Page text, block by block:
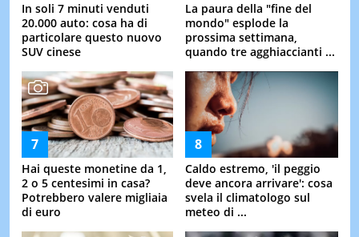
In soli 7 minuti venduti
20.000 auto: cosa ha di
particolare questo nuovo
SUV cinese
La paura della "fine del
mondo" esplode la
prossima settimana,
quando tre agghiaccianti ...
Hai queste monetine da 1,
2 o 5 centesimi in casa?
Potrebbero valere migliaia
di euro
Caldo estremo, 'il peggio
deve ancora arrivare': cosa
svela il climatologo sul
meteo di ...